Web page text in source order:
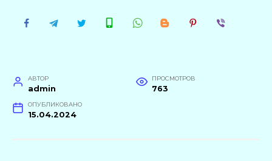
АВТОР
admin
ПРОСМОТРОВ
763
ОПУБЛИКОВАНО
15.04.2024